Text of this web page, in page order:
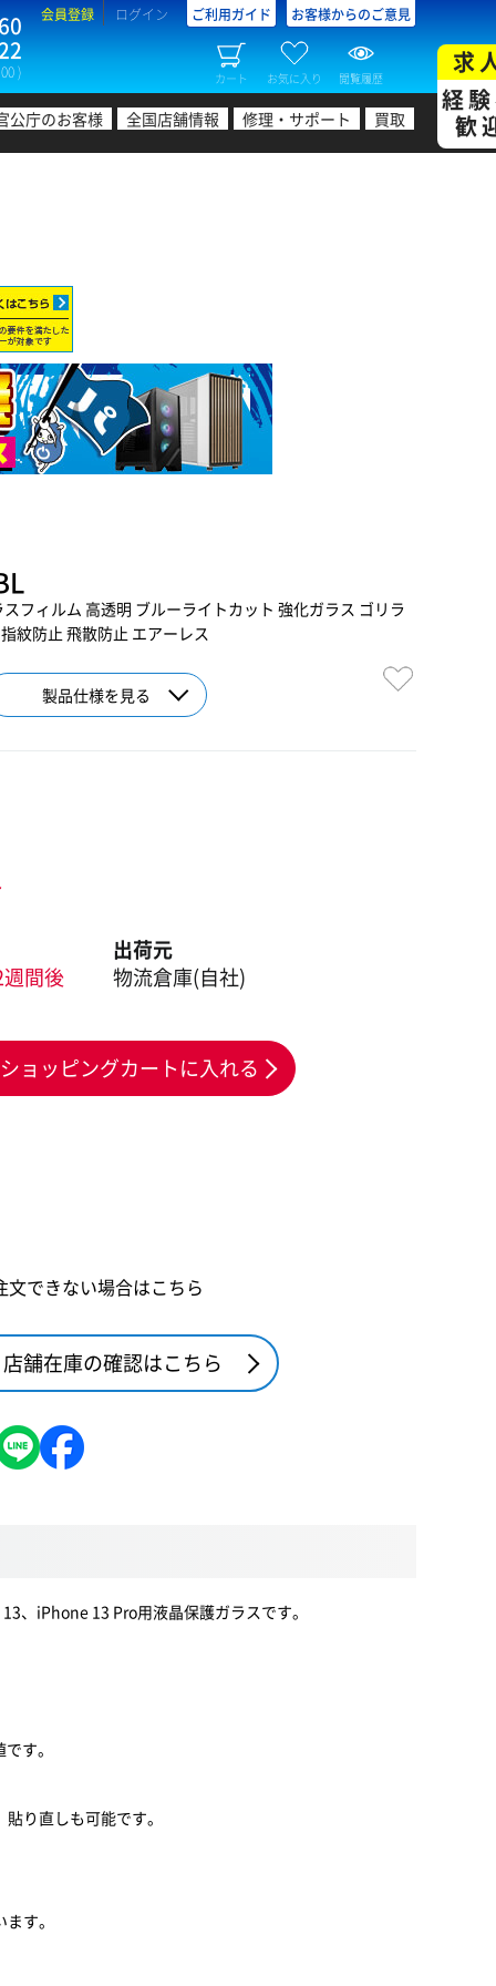
)
会員登録 ログイン ご利用ガイド お客様からのご意見
カート お気に入り 閲覧履歴
公庁のお客様 全国店舗情報 修理・サポート 買取
求
経
歓
フィルム 高透明 ブルーライトカット 強化ガラス ゴリラ
紋防止 飛散防止 エアーレス
製品仕様を見る
間後
出荷元
物流倉庫(自社)
ショッピングカートに入れる
できない場合はこちら
店舗在庫の確認はこちら
、iPhone 13 Pro用液晶保護ガラスです。
す。
り直しも可能です。
す。